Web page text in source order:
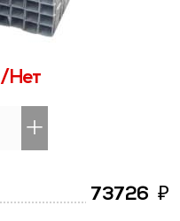
/Нет
+
73726 ₽